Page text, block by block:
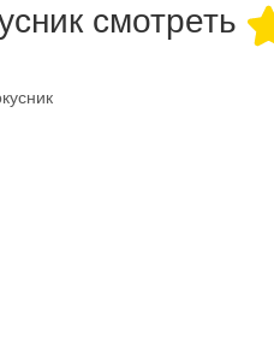
смотреть